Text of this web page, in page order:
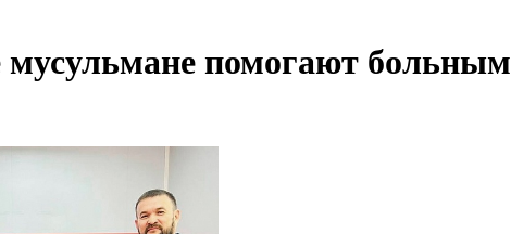
мусульмане помогают больным